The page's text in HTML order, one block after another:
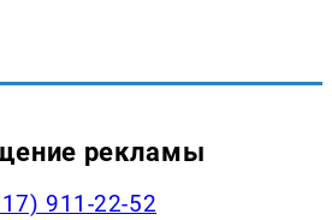
рекламы
911-22-52